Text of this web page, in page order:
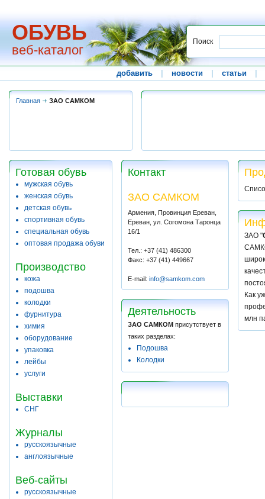
ОБУВЬ
веб-каталог
Поиск
добавить новости статьи
Главная ЗАО САМКОМ
Готовая обувь
мужская обувь
женская обувь
детская обувь
спортивная обувь
специальная обувь
оптовая продажа обуви
Производство
кожа
подошва
колодки
фурнитура
химия
оборудование
упаковка
лейбы
услуги
Выставки
СНГ
Журналы
русскоязычные
англоязычные
Веб-сайты
русскоязычные
Контакт
ЗАО САМКОМ
Армения, Провинция Ереван,
Ереван, ул. Согомона Таронца
16/1
Тел.: +37 (41) 486300
Факс: +37 (41) 449667
E-mail: info@samkom.com
Деятельность
ЗАО САМКОМ присутствует в
таких разделах:
Подошва
Колодки
ЗАО "
Как
млн